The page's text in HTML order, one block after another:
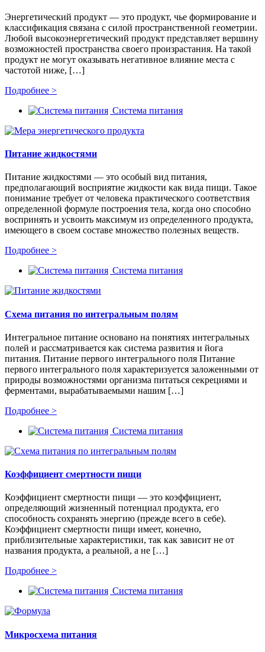
Энергетический продукт — это продукт, чье формирование и
классификация связана с силой пространственной геометрии.
Любой высокоэнергетический продукт представляет вершину
возможностей пространства своего произрастания. На такой
продукт не могут оказывать негативное влияние места с
частотой ниже, […]
Подробнее >
Система питания
Питание жидкостями
Питание жидкостями — это особый вид питания,
предполагающий восприятие жидкости как вида пищи. Такое
понимание требует от человека практического соответствия
определенной формуле построения тела, когда оно способно
воспринять и усвоить максимум из определенного продукта,
имеющего в своем составе множество полезных веществ.
Подробнее >
Система питания
Схема питания по интегральным полям
Интегральное питание основано на понятиях интегральных
полей и рассматривается как система развития и йога
питания. Питание первого интегрального поля Питание
первого интегрального поля характеризуется заложенными от
природы возможностями организма питаться секрециями и
ферментами, вырабатываемыми нашим […]
Подробнее >
Система питания
Коэффициент смертности пищи
Коэффициент смертности пищи — это коэффициент,
определяющий жизненный потенциал продукта, его
способность сохранять энергию (прежде всего в себе).
Коэффициент смертности пищи имеет, конечно,
приблизительные характеристики, так как зависит не от
названия продукта, а реальной, а не […]
Подробнее >
Система питания
Микросхема питания